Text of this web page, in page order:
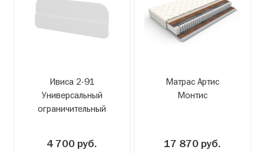
Ивиса 2-91
Универсальный
ограничительный
4 700 руб.
Матрас Артис
Монтис
17 870 руб.